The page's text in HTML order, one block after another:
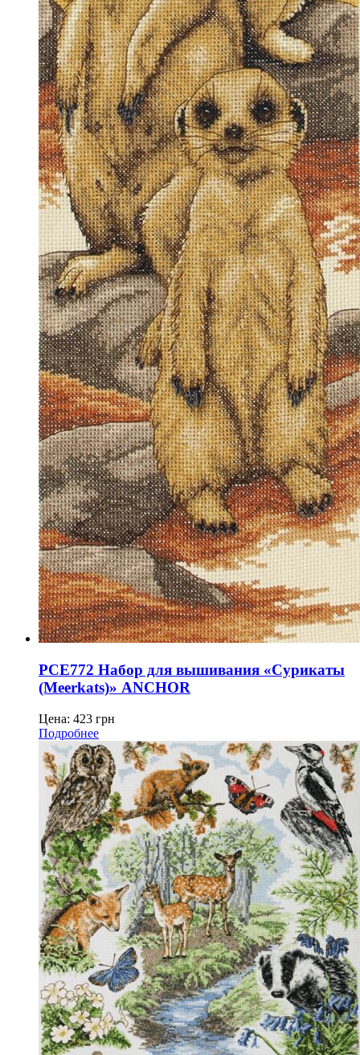
PCE772 Набор для вышивания «Сурикаты
(Meerkats)» ANCHOR
Цена: 423 грн
Подробнее